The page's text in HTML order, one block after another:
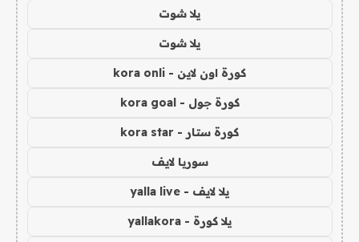
يلا شوت
يلا شوت
كورة اون لاين - kora onli
كورة جول - kora goal
كورة ستار - kora star
سوريا لايف
يلا لايف - yalla live
يلا كورة - yallakora